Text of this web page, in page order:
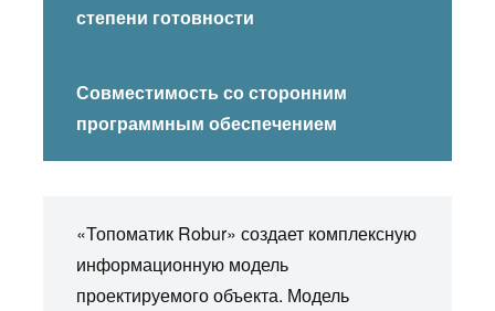
степени готовности
Совместимость со сторонним
программным обеспечением
«Топоматик Robur» создает комплексную
информационную модель
проектируемого объекта. Модель